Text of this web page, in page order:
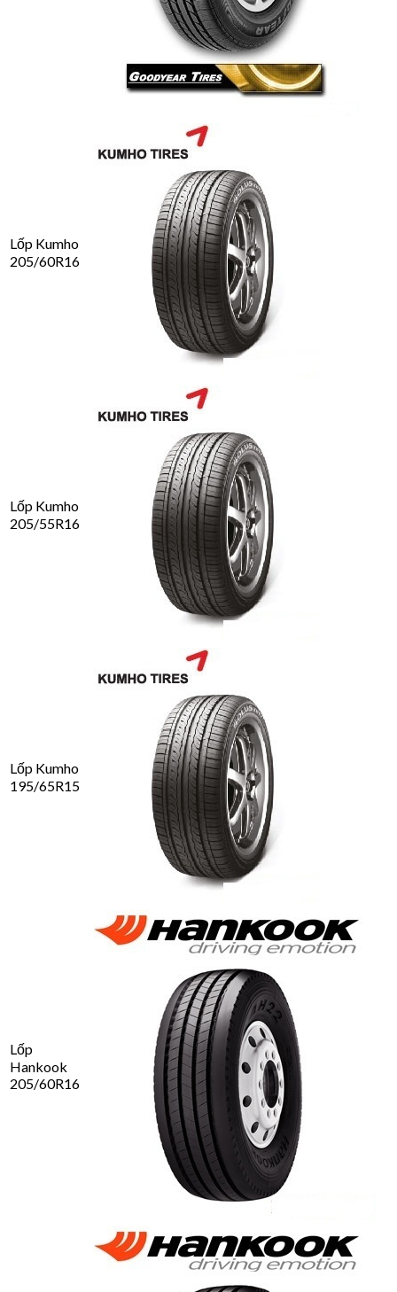
Lốp Kumho
205/60R16
Lốp Kumho
205/55R16
Lốp Kumho
195/65R15
Lốp
Hankook
205/60R16